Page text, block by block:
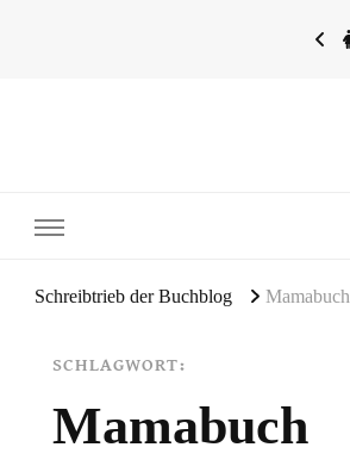
Schreibtrieb der Buchblog Mamabuch
SCHLAGWORT:
Mamabuch